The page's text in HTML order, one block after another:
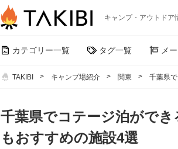
キャンプ・アウトドア
カテゴリー一覧 タグ一覧 メ
TAKIBI キャンプ場紹介 関東 千葉県
千葉県でコテージ泊がで
もおすすめの施設4選